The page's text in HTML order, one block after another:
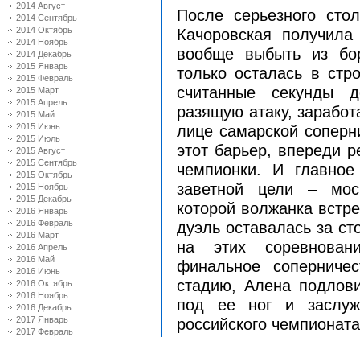
2014 Август
2014 Сентябрь
2014 Октябрь
2014 Ноябрь
2014 Декабрь
2015 Январь
2015 Февраль
2015 Март
2015 Апрель
2015 Май
2015 Июнь
2015 Июль
2015 Август
2015 Сентябрь
2015 Октябрь
2015 Ноябрь
2015 Декабрь
2016 Январь
2016 Февраль
2016 Март
2016 Апрель
2016 Май
2016 Июнь
2016 Октябрь
2016 Ноябрь
2016 Декабрь
2017 Январь
2017 Февраль
После серьезного
Качоровская
вообще выбыть из
только осталась в
считанные секунды
разящую атаку,
лице самарской
этот барьер, впереди
чемпионки. И
заветной цели –
которой волжанка
дуэль оставалась за
на этих
финальное
стадию, Алена
под ее ног и
российского